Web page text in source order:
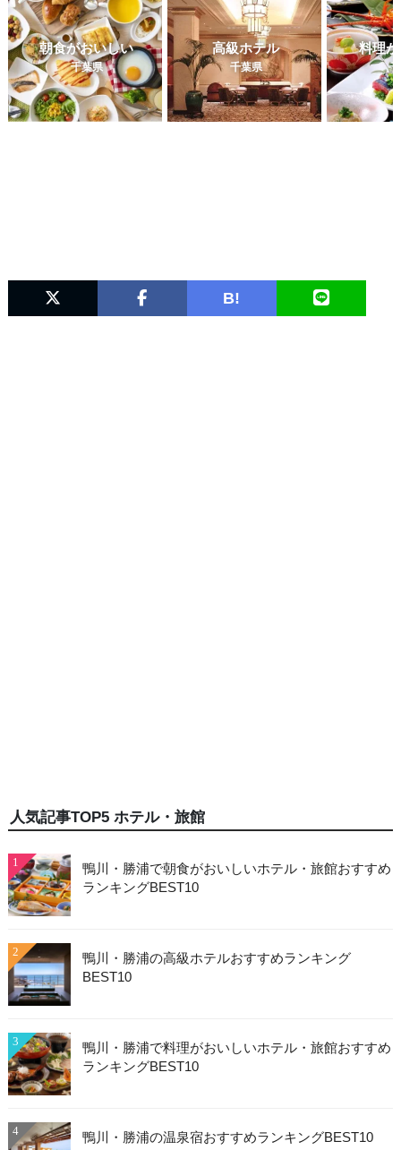
朝食がおいしい
千葉県
高級ホテル
千葉県
料理
B!
人気記事TOP5 ホテル・旅館
1
鴨川・勝浦で朝食がおいしいホテル・旅館おすすめ
ランキングBEST10
2
鴨川・勝浦の高級ホテルおすすめランキング
BEST10
3
鴨川・勝浦で料理がおいしいホテル・旅館おすすめ
ランキングBEST10
4 鴨川・勝浦の温泉宿おすすめランキングBEST10